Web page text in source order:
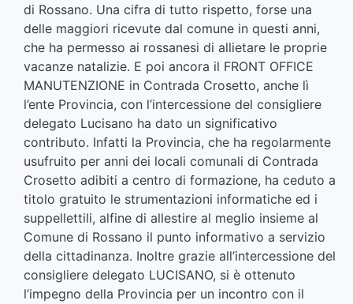
di Rossano. Una cifra di tutto rispetto, forse una
delle maggiori ricevute dal comune in questi anni,
che ha permesso ai rossanesi di allietare le proprie
vacanze natalizie. E poi ancora il FRONT OFFICE
MANUTENZIONE in Contrada Crosetto, anche lì
l’ente Provincia, con l’intercessione del consigliere
delegato Lucisano ha dato un significativo
contributo. Infatti la Provincia, che ha regolarmente
usufruito per anni dei locali comunali di Contrada
Crosetto adibiti a centro di formazione, ha ceduto a
titolo gratuito le strumentazioni informatiche ed i
suppellettili, alfine di allestire al meglio insieme al
Comune di Rossano il punto informativo a servizio
della cittadinanza. Inoltre grazie all’intercessione del
consigliere delegato LUCISANO, si è ottenuto
l’impegno della Provincia per un incontro con il